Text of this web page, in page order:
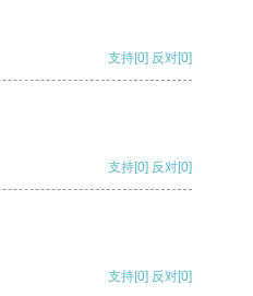
支持[0] 反对[0]
支持[0] 反对[0]
支持[0] 反对[0]